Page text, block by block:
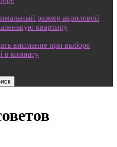
размер акриловой
квартиру
внимание при выборе
в комнату